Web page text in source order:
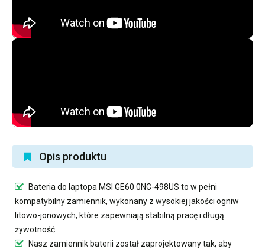
Opis produktu
Bateria do laptopa MSI GE60 0NC-498US to w pełni
kompatybilny zamiennik, wykonany z wysokiej jakości ogniw
litowo-jonowych, które zapewniają stabilną pracę i długą
żywotność.
Nasz zamiennik baterii został zaprojektowany tak, aby